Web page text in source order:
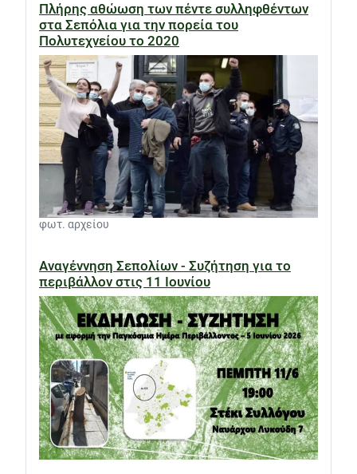
Πλήρης αθώωση των πέντε συλληφθέντων
στα Σεπόλια για την πορεία του
Πολυτεχνείου το 2020
φωτ. αρχείου
Αναγέννηση Σεπολίων - Συζήτηση για το
περιβάλλον στις 11 Ιουνίου